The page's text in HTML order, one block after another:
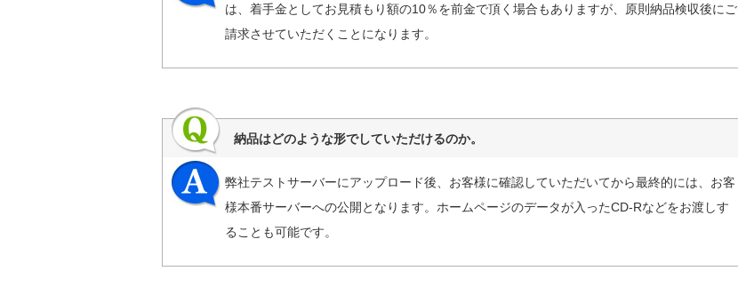
は、着手金としてお見積もり額の10％を前金で頂く場合もありますが、原則納品検収後にご
請求させていただくことになります。
納品はどのような形でしていただけるのか。
弊社テストサーバーにアップロード後、お客様に確認していただいてから最終的には、お客
様本番サーバーへの公開となります。ホームページのデータが入ったCD-Rなどをお渡しす
ることも可能です。